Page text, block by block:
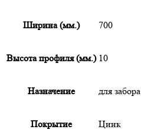
Ширина (мм.) 700
Высота профиля (мм.) 10
Назначение для забора
Покрытие Цинк